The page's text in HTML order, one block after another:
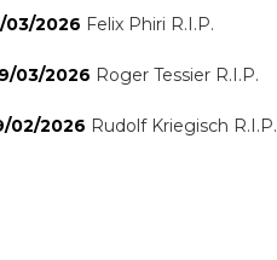
03/2026 Felix Phiri R.I.P.
03/2026 Roger Tessier R.I.P.
02/2026 Rudolf Kriegisch R.I.P.